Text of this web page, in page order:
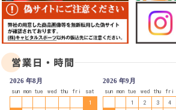
2026 年8月
sun mon tue wed thu fri
sat
1
2026 年9月
sun mon tue wed thu fri
1
2 3 4